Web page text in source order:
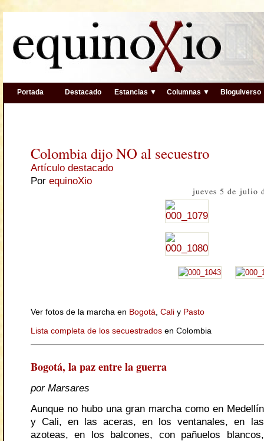
Portada Destacado Estancias ▼ Columnas ▼ Bloguiverso
Colombia dijo NO al secuestro
Artículo destacado
Por equinoXio
jueves 5 de julio
Ver fotos de la marcha en Bogotá, Cali y Pasto
Lista completa de los secuestrados en Colombia
Bogotá, la paz entre la guerra
por Marsares
Aunque no hubo una gran marcha como en Medellín
y Cali, en las aceras, en los ventanales, en las
azoteas, en los balcones, con pañuelos blancos,